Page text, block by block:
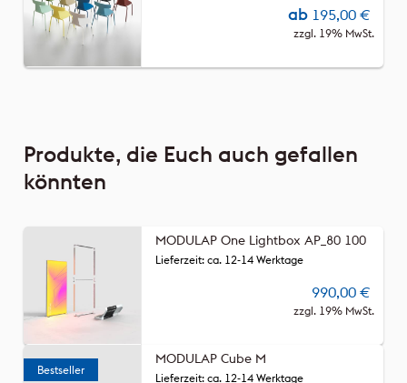
ab 195,00 €
zzgl. 19% MwSt.
Produkte, die Euch auch gefallen
könnten
MODULAP One Lightbox AP_80 100
Lieferzeit: ca. 12-14 Werktage
990,00 €
zzgl. 19% MwSt.
MODULAP Cube M
Lieferzeit: ca. 12-14 Werktage